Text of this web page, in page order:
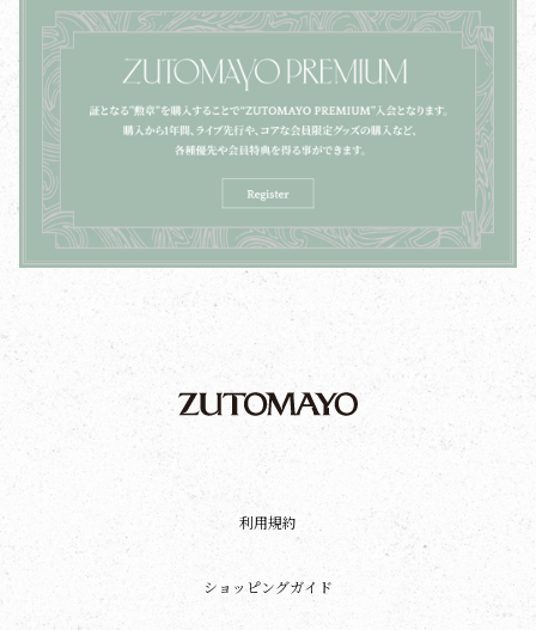
利用規約
ショッピングガイド